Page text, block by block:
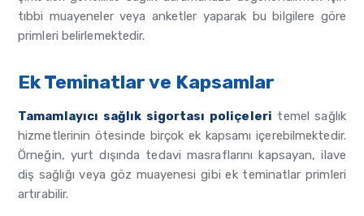
tıbbi muayeneler veya anketler yaparak bu bilgilere göre
primleri belirlemektedir.
Ek Teminatlar ve Kapsamlar
Tamamlayıcı sağlık sigortası poliçeleri temel sağlık
hizmetlerinin ötesinde birçok ek kapsamı içerebilmektedir.
Örneğin, yurt dışında tedavi masraflarını kapsayan, ilave
diş sağlığı veya göz muayenesi gibi ek teminatlar primleri
artırabilir.